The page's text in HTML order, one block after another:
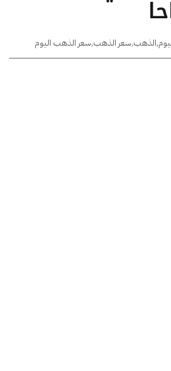
,الذهب,سعر الذهب,سعر الذهب اليوم